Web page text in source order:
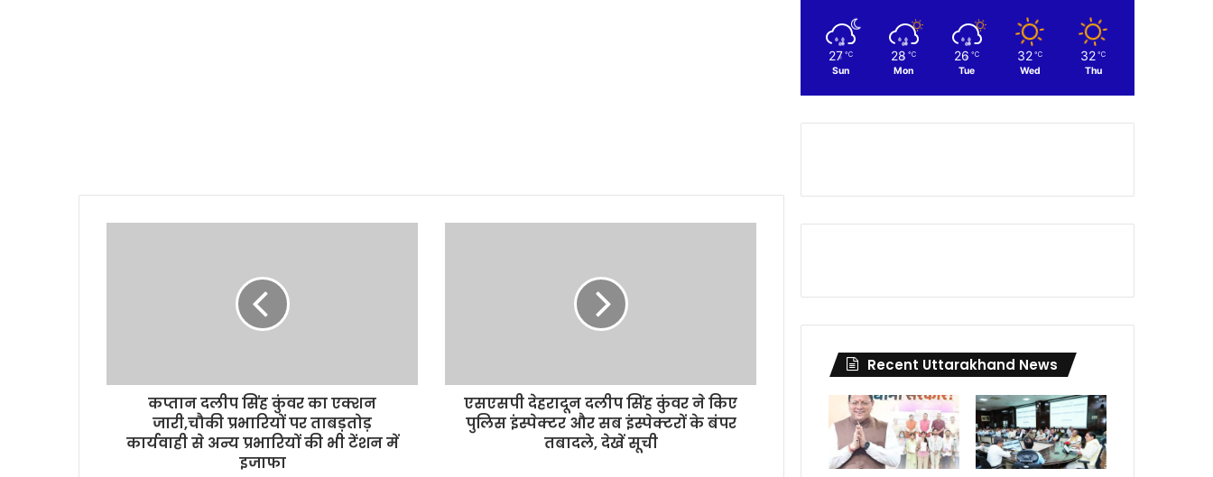
कप्तान दलीप सिंह कुंवर का एक्शन
जारी,चौकी प्रभारियों पर ताबड़तोड़
कार्यवाही से अन्य प्रभारियों की भी टेंशन में
इजाफा
एसएसपी देहरादून दलीप सिंह कुंवर ने किए
पुलिस इंस्पेक्टर और सब इंस्पेक्टरों के बंपर
तबादले, देखें सूची
27 ℃
Sun
28 ℃
Mon
26 ℃
Tue
32 ℃
Wed
32 ℃
Thu
Recent Uttarakhand News